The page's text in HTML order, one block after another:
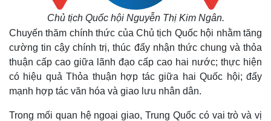
Chủ tịch Quốc hội Nguyễn Thị Kim Ngân.
Chuyến thăm chính thức của Chủ tịch Quốc hội nhằm tăng
cường tin cậy chính trị, thúc đẩy nhận thức chung và thỏa
thuận cấp cao giữa lãnh đạo cấp cao hai nước; thực hiện
có hiệu quả Thỏa thuận hợp tác giữa hai Quốc hội; đẩy
mạnh hợp tác văn hóa và giao lưu nhân dân.
Trong mối quan hệ ngoại giao, Trung Quốc có vai trò và vị